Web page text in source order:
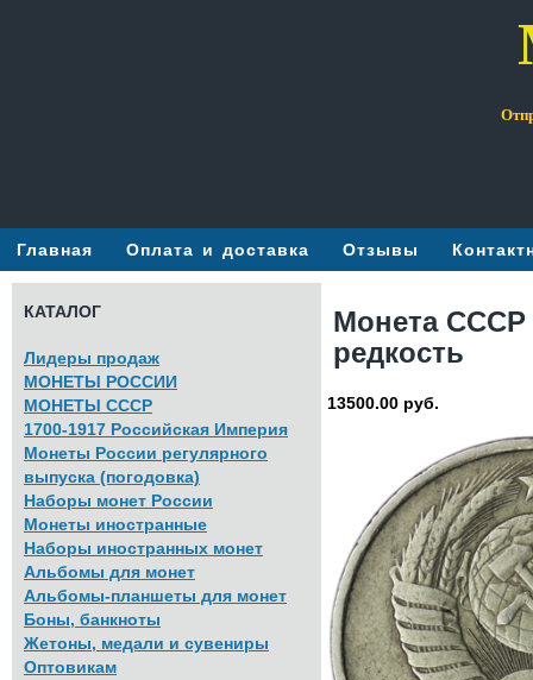
Главная Оплата и доставка Отзывы
Монета СССР
редкость
13500.00 руб.
КАТАЛОГ
Лидеры продаж
МОНЕТЫ РОССИИ
МОНЕТЫ СССР
1700-1917 Российская Империя
Монеты России регулярного
выпуска (погодовка)
Наборы монет России
Монеты иностранные
Наборы иностранных монет
Альбомы для монет
Альбомы-планшеты для монет
Боны, банкноты
Жетоны, медали и сувениры
Оптовикам